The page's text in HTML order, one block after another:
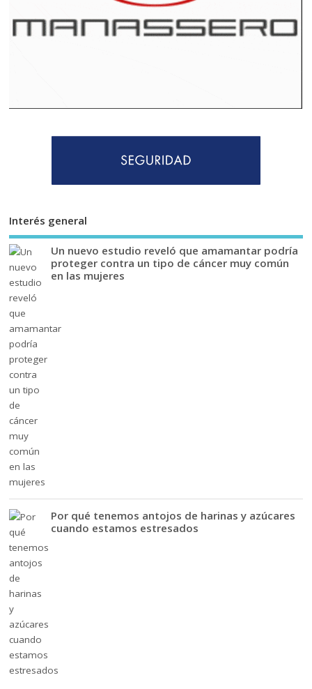
Interés general
Un nuevo estudio reveló que amamantar podría
proteger contra un tipo de cáncer muy común
en las mujeres
Por qué tenemos antojos de harinas y azúcares
cuando estamos estresados